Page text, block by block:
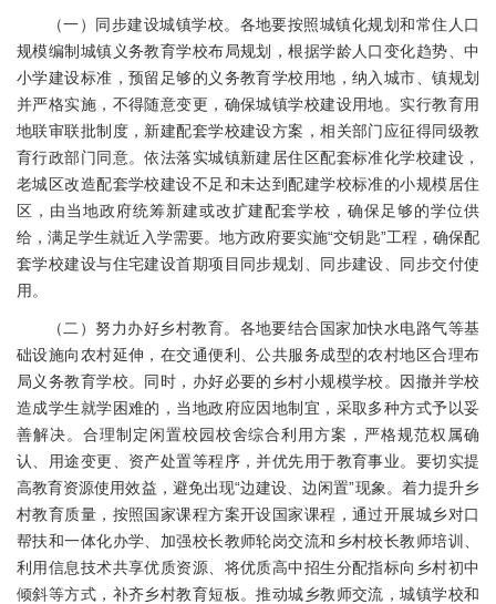
（一）同步建设城镇学校。各地要按照城镇化规划和常住人口
规模编制城镇义务教育学校布局规划，根据学龄人口变化趋势、中
小学建设标准，预留足够的义务教育学校用地，纳入城市、镇规划
并严格实施，不得随意变更，确保城镇学校建设用地。实行教育用
地联审联批制度，新建配套学校建设方案，相关部门应征得同级教
育行政部门同意。依法落实城镇新建居住区配套标准化学校建设，
老城区改造配套学校建设不足和未达到配建学校标准的小规模居住
区，由当地政府统筹新建或改扩建配套学校，确保足够的学位供
给，满足学生就近入学需要。地方政府要实施“交钥匙”工程，确保配
套学校建设与住宅建设首期项目同步规划、同步建设、同步交付使
用。
（二）努力办好乡村教育。各地要结合国家加快水电路气等基
础设施向农村延伸，在交通便利、公共服务成型的农村地区合理布
局义务教育学校。同时，办好必要的乡村小规模学校。因撤并学校
造成学生就学困难的，当地政府应因地制宜，采取多种方式予以妥
善解决。合理制定闲置校园校舍综合利用方案，严格规范权属确
认、用途变更、资产处置等程序，并优先用于教育事业。要切实提
高教育资源使用效益，避免出现“边建设、边闲置”现象。着力提升乡
村教育质量，按照国家课程方案开设国家课程，通过开展城乡对口
帮扶和一体化办学、加强校长教师轮岗交流和乡村校长教师培训、
利用信息技术共享优质资源、将优质高中招生分配指标向乡村初中
倾斜等方式，补齐乡村教育短板。推动城乡教师交流，城镇学校和